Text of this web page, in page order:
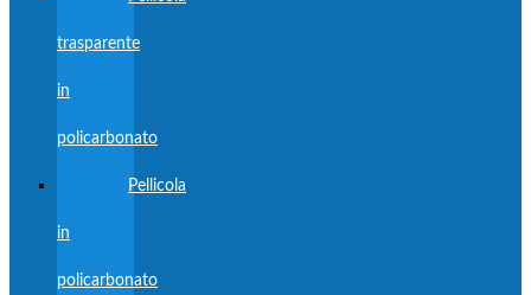
trasparente
in
policarbonato
Pellicola
in
policarbonato